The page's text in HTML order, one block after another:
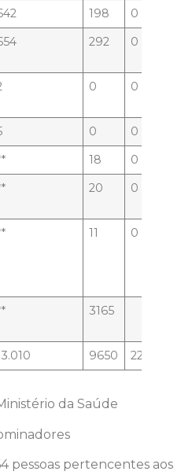
198 0
292 0
0 0
0 0
18 0
20 0
11 0
3165
9650 221
da Saúde
pessoas pertencentes aos